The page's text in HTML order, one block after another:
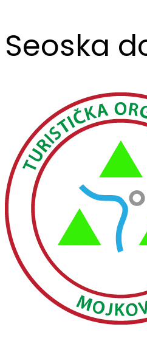
Seoska